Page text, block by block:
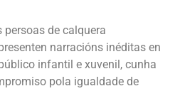
persoas de calquera
narracións inéditas en
infantil e xuvenil, cunha
pola igualdade de